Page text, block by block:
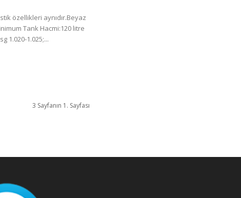
özellikleri aynıdır.Beyaz
Tank Hacmi:120 litre
1.020-1.025;...
3 Sayfanın 1. Sayfası